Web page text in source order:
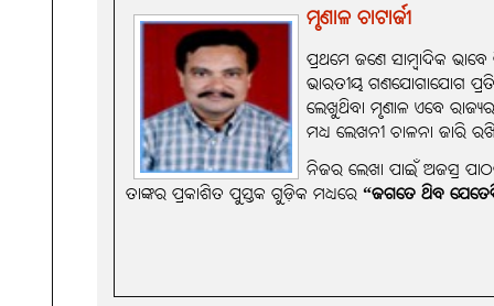
ମୃଣାଳ ଚାଟାର୍ଜୀ
ପ୍ରଥମେ ଜଣେ ସାମ୍ବାଦିକ
ଭାରତୀୟ ଗଣଯୋଗାଯୋଗ
ଲେଖୁଥିବା ମୃଣାଳ ଏବେ
ମଧ୍ୟ ଲେଖନୀ ଚାଳନା ଜାରି
ନିଜର ଲେଖା ପାଇଁ ଅଜସ୍ର
ତାଙ୍କର ପ୍ରକାଶିତ ପୁସ୍ତକ ଗୁଡ଼ିକ ମଧ୍ୟରେ“ଜଗତେ ଥିବ